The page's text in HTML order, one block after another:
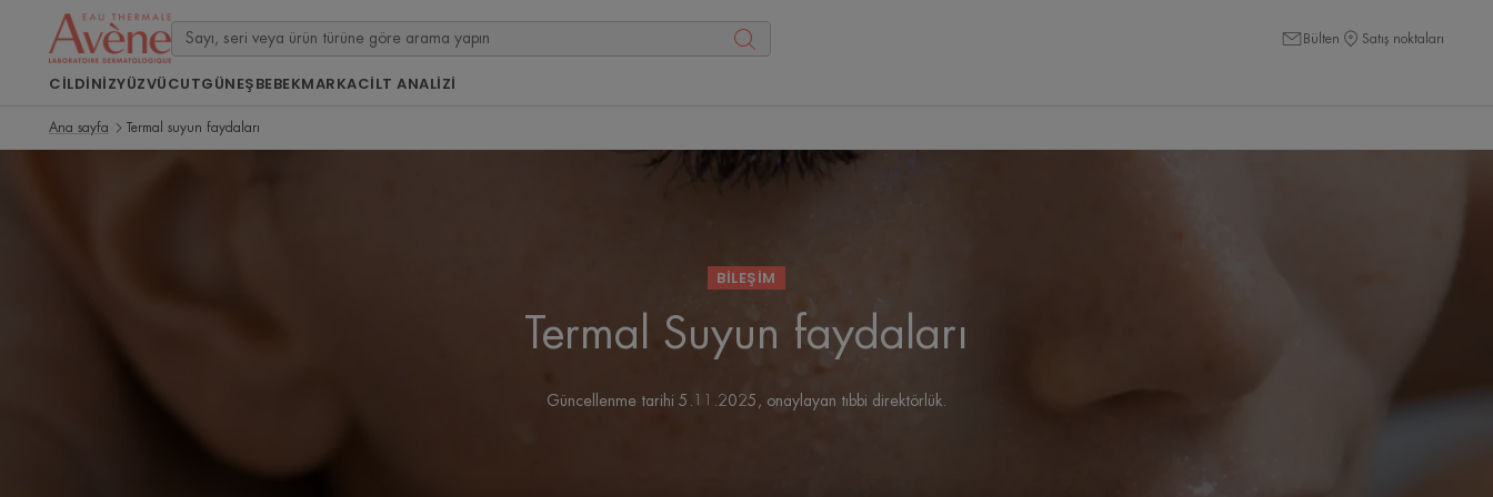
Bülten Satış noktaları
CILDINIZYÜZVÜCUTGÜNEŞBEBEKMARKACİLT ANALİZİ
Ana sayfa Termal suyun faydaları
BİLEŞİM
Termal Suyun faydaları
Güncellenme tarihi 5.11.2025 , onaylayan tıbbi direktörlük